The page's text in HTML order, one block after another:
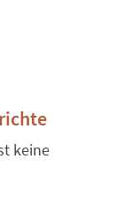
keine